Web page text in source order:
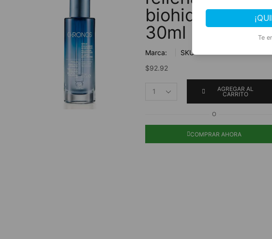
Te
biohidratante –
30ml
Marca:
SKU:
$92.92
AGREGAR AL
CARRITO
O
COMPRAR AHORA